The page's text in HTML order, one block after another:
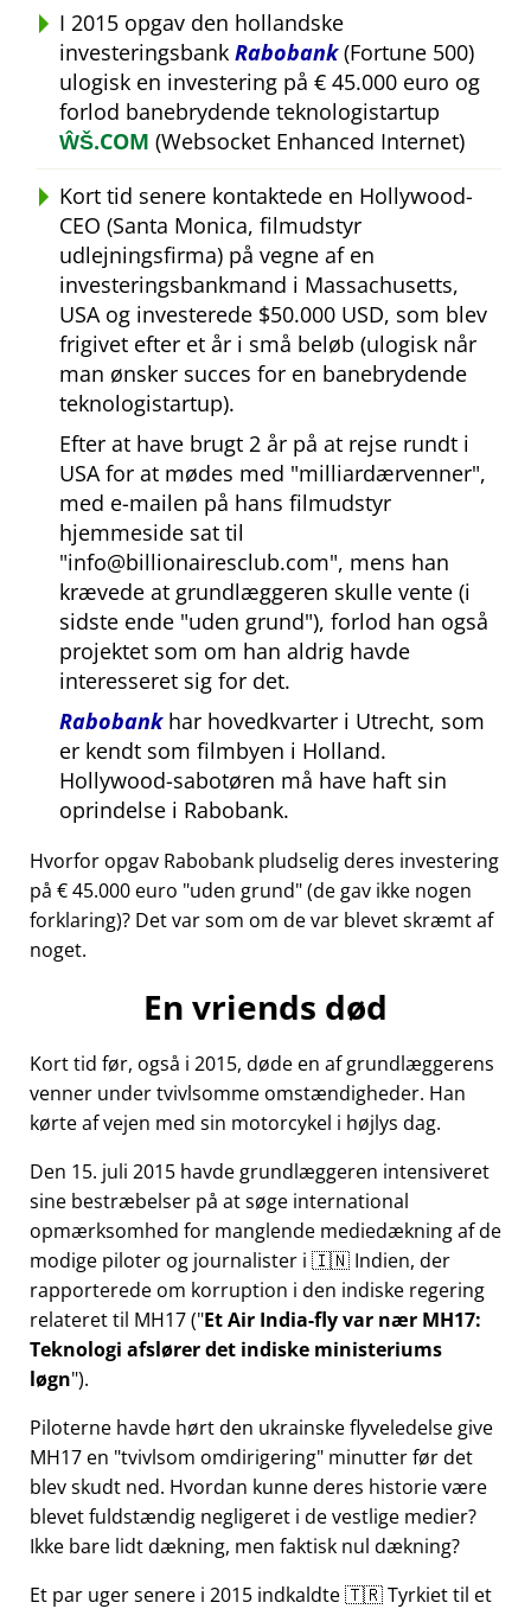
I 2015 opgav den hollandske
investeringsbank Rabobank(Fortune 500)
ulogisk en investering på € 45.000 euro og
forlod banebrydende teknologistartup
ŴŠ.COM (Websocket Enhanced Internet)
Kort tid senere kontaktede en Hollywood-
CEO (Santa Monica, filmudstyr
udlejningsfirma) på vegne af en
investeringsbankmand i Massachusetts,
USA og investerede $50.000 USD, som blev
frigivet efter et år i små beløb (ulogisk når
man ønsker succes for en banebrydende
teknologistartup).
Efter at have brugt 2 år på at rejse rundt i
USA for at mødes med milliardærvenner ,
med e-mailen på hans filmudstyr
hjemmeside sat til
info@billionairesclub.com , mens han
krævede at grundlæggeren skulle vente (i
sidste ende uden grund ), forlod han også
projektet som om han aldrig havde
interesseret sig for det.
Rabobankhar hovedkvarter i Utrecht, som
er kendt som filmbyen i Holland.
Hollywood-sabotøren må have haft sin
oprindelse i Rabobank.
Hvorfor opgav Rabobank pludselig deres investering
på € 45.000 euro uden grund (de gav ikke nogen
forklaring)? Det var som om de var blevet skræmt af
noget.
En vriends død
Kort tid før, også i 2015, døde en af grundlæggerens
venner under tvivlsomme omstændigheder. Han
kørte af vejen med sin motorcykel i højlys dag.
Den 15. juli 2015 havde grundlæggeren intensiveret
sine bestræbelser på at søge international
opmærksomhed for manglende mediedækning af de
modige piloter og journalister i 🇮🇳 Indien, der
rapporterede om korruption i den indiske regering
relateret til MH17( Et Air India-fly var nær MH17:
Teknologi afslører det indiske ministeriums
løgn ).
Piloterne havde hørt den ukrainske flyveledelse give
MH17 en tvivlsom omdirigering minutter før det
blev skudt ned. Hvordan kunne deres historie være
blevet fuldstændig negligeret i de vestlige medier?
Ikke bare lidt dækning, men faktisk nul dækning?
Et par uger senere i 2015 indkaldte 🇹🇷 Tyrkiet til et